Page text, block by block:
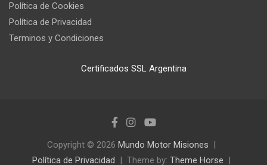
Política de Cookies
Política de Privacidad
Terminos y Condiciones
Certificados SSL Argentina
Copyright © 2026 Mundo Motor Misiones
Política de Privacidad
Theme by: Theme Horse